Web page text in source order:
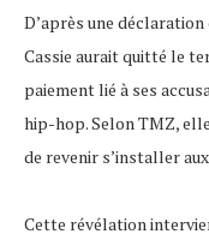
D’après une
Cassie aurait quitté le
paiement lié à ses
hip-hop. Selon TMZ,
de revenir s’installer
Cette révélation